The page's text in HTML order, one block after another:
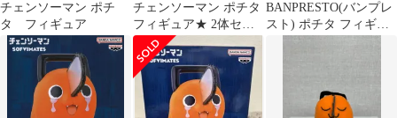
チェンソーマン ポチ
タ フィギュア
チェンソーマン ポチタ
フィギュア★ 2体セッ
ト
BANPRESTO(バンプレ
スト) ポチタ フィギュ